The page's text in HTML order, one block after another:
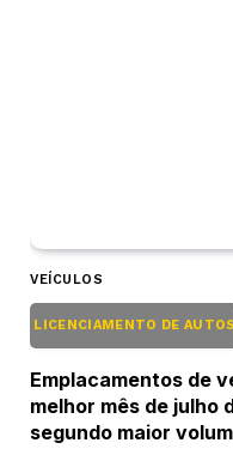
VEÍCULOS
LICENCIAMENTO DE AUTOS
Emplacamentos de
melhor mês de julho
segundo maior